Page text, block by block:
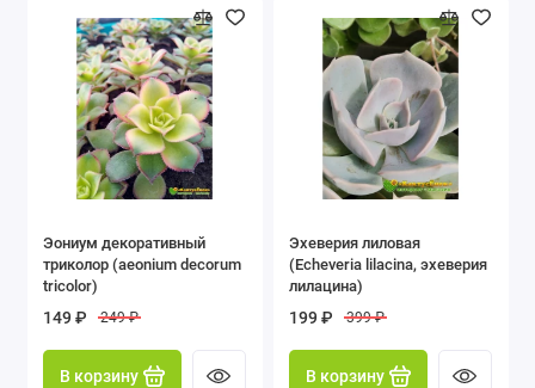
Эониум декоративный
триколор (aeonium decorum
tricolor)
149 ₽ 249 ₽
В корзину
Эхеверия лиловая
(Echeveria lilacina, эхеверия
лилацина)
199 ₽ 399 ₽
В корзину